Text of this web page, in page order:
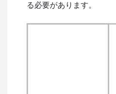
る必要があります。